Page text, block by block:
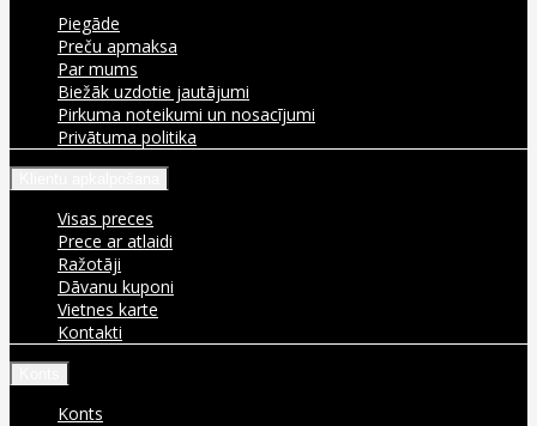
Piegāde
Preču apmaksa
Par mums
Biežāk uzdotie jautājumi
Pirkuma noteikumi un nosacījumi
Privātuma politika
Visas preces
Prece ar atlaidi
Ražotāji
Dāvanu kuponi
Vietnes karte
Kontakti
Konts